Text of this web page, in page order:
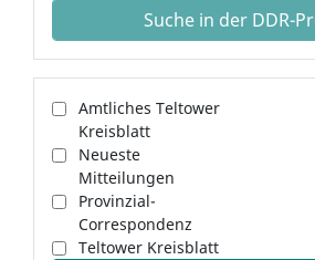
Suche in der DDR-
Amtliches Teltower
Kreisblatt
Neueste
Mitteilungen
Provinzial-
Correspondenz
Teltower Kreisblatt